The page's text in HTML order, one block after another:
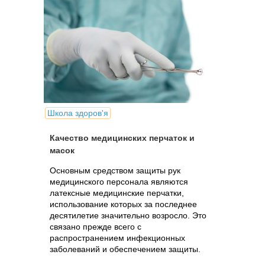
Школа здоров'я
Качество медицинских перчаток и
масок
Основным средством защиты рук
медицинского персонала являются
латексные медицинские перчатки,
использование которых за последнее
десятилетие значительно возросло. Это
связано прежде всего с
распространением инфекционных
заболеваний и обеспечением защиты.